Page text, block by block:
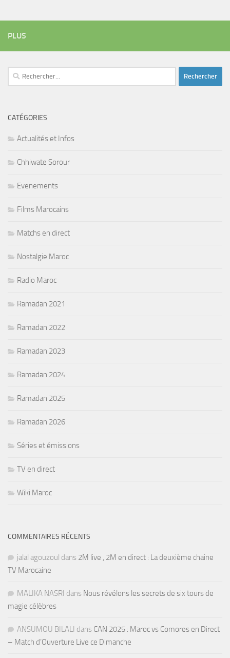
PLUS
Rechercher :
CATÉGORIES
Actualités et Infos
Chhiwate Sorour
Evenements
Films Marocains
Matchs en direct
Nostalgie Maroc
Radio Maroc
Ramadan 2021
Ramadan 2022
Ramadan 2023
Ramadan 2024
Ramadan 2025
Ramadan 2026
Séries et émissions
TV en direct
Wiki Maroc
COMMENTAIRES RÉCENTS
jalal agouzoul dans 2M live , 2M en direct : La deuxième chaine
TV Marocaine
MALIKA NASRI dans Nous révélons les secrets de six tours de
magie célèbres
ANSUMOU BILALI dans CAN 2025 : Maroc vs Comores en Direct
– Match d’Ouverture Live ce Dimanche